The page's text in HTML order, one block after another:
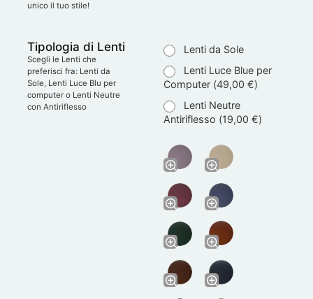
unico il tuo stile!
Tipologia di Lenti
Scegli le Lenti che
preferisci fra: Lenti da
Sole, Lenti Luce Blu per
computer o Lenti Neutre
con Antiriflesso
Lenti da Sole
Lenti Luce Blue per
Computer (49,00 €)
Lenti Neutre
Antiriflesso (19,00 €)